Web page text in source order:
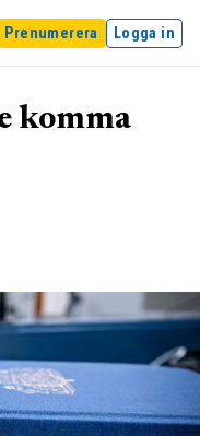
Prenumerera Logga in
komma